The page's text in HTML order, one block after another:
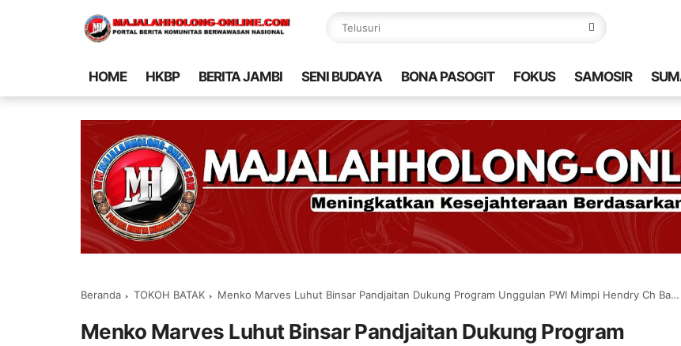
HOME HKBP BERITA JAMBI SENI BUDAYA BONA PASOGIT FOKUS SAMOSIR
Beranda TOKOH BATAK Menko Marves Luhut Binsar Pandjaitan Dukung Program Unggulan PWI Mimpi Hendry Ch Bangun
Menko Marves Luhut Binsar Pandjaitan Dukung Program